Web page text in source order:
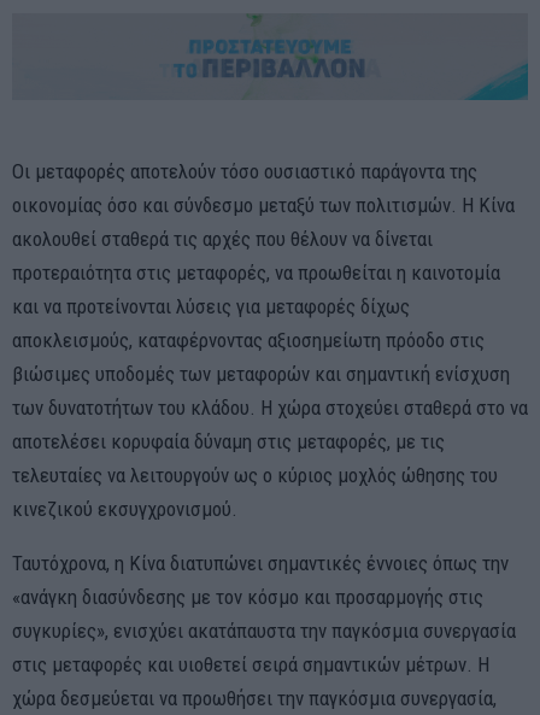
Οι μεταφορές αποτελούν τόσο ουσιαστικό παράγοντα της
οικονομίας όσο και σύνδεσμο μεταξύ των πολιτισμών. Η Κίνα
ακολουθεί σταθερά τις αρχές που θέλουν να δίνεται
προτεραιότητα στις μεταφορές, να προωθείται η καινοτομία
και να προτείνονται λύσεις για μεταφορές δίχως
αποκλεισμούς, καταφέρνοντας αξιοσημείωτη πρόοδο στις
βιώσιμες υποδομές των μεταφορών και σημαντική ενίσχυση
των δυνατοτήτων του κλάδου. Η χώρα στοχεύει σταθερά στο να
αποτελέσει κορυφαία δύναμη στις μεταφορές, με τις
τελευταίες να λειτουργούν ως ο κύριος μοχλός ώθησης του
κινεζικού εκσυγχρονισμού.
Ταυτόχρονα, η Κίνα διατυπώνει σημαντικές έννοιες όπως την
«ανάγκη διασύνδεσης με τον κόσμο και προσαρμογής στις
συγκυρίες», ενισχύει ακατάπαυστα την παγκόσμια συνεργασία
στις μεταφορές και υιοθετεί σειρά σημαντικών μέτρων. Η
χώρα δεσμεύεται να προωθήσει την παγκόσμια συνεργασία,